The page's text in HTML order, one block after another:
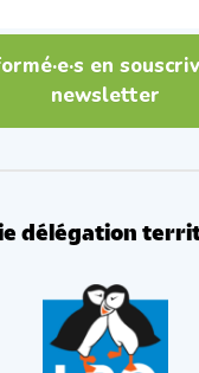
en
newsletter
délégation